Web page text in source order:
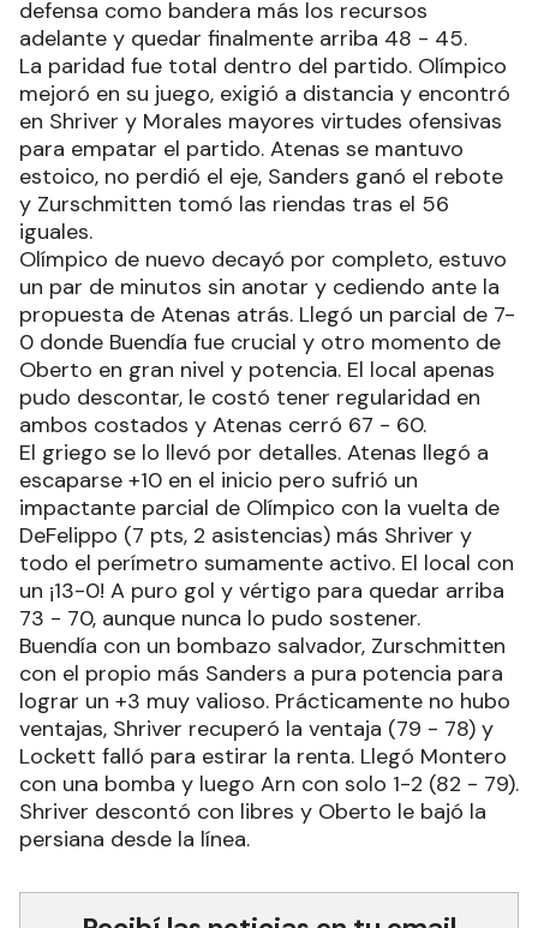
defensa como bandera más los recursos
adelante y quedar finalmente arriba 48 - 45.
La paridad fue total dentro del partido. Olímpico
mejoró en su juego, exigió a distancia y encontró
en Shriver y Morales mayores virtudes ofensivas
para empatar el partido. Atenas se mantuvo
estoico, no perdió el eje, Sanders ganó el rebote
y Zurschmitten tomó las riendas tras el 56
iguales.
Olímpico de nuevo decayó por completo, estuvo
un par de minutos sin anotar y cediendo ante la
propuesta de Atenas atrás. Llegó un parcial de 7-
0 donde Buendía fue crucial y otro momento de
Oberto en gran nivel y potencia. El local apenas
pudo descontar, le costó tener regularidad en
ambos costados y Atenas cerró 67 - 60.
El griego se lo llevó por detalles. Atenas llegó a
escaparse +10 en el inicio pero sufrió un
impactante parcial de Olímpico con la vuelta de
DeFelippo (7 pts, 2 asistencias) más Shriver y
todo el perímetro sumamente activo. El local con
un ¡13-0! A puro gol y vértigo para quedar arriba
73 - 70, aunque nunca lo pudo sostener.
Buendía con un bombazo salvador, Zurschmitten
con el propio más Sanders a pura potencia para
lograr un +3 muy valioso. Prácticamente no hubo
ventajas, Shriver recuperó la ventaja (79 - 78) y
Lockett falló para estirar la renta. Llegó Montero
con una bomba y luego Arn con solo 1-2 (82 - 79).
Shriver descontó con libres y Oberto le bajó la
persiana desde la línea.